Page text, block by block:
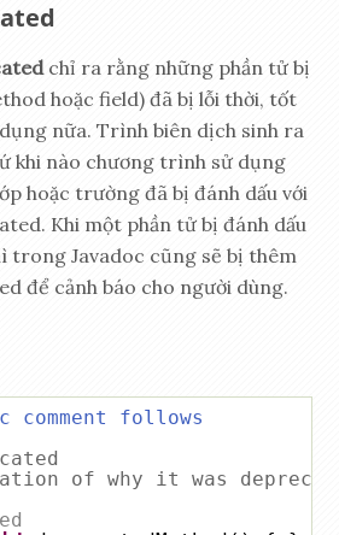
chỉ ra rằng những phần tử bị
hoặc field) đã bị lỗi thời, tốt
nữa. Trình biên dịch sinh ra
khi nào chương trình sử dụng
hoặc trường đã bị đánh dấu với
Khi một phần tử bị đánh dấu
trong Javadoc cũng sẽ bị thêm
để cảnh báo cho người dùng.
comment follows
of why it was